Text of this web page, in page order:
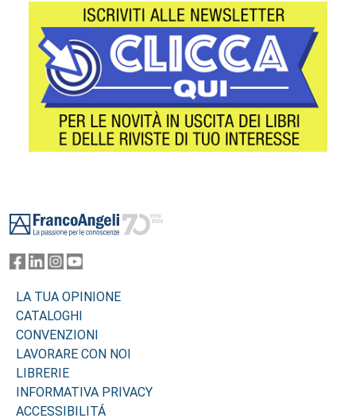
LA TUA OPINIONE
CATALOGHI
CONVENZIONI
LAVORARE CON NOI
LIBRERIE
INFORMATIVA PRIVACY
ACCESSIBILITÁ